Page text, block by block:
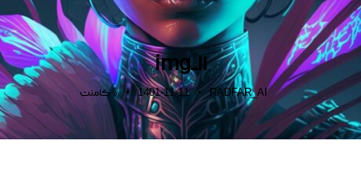
img_11
RADFAR_AI
1401-11-11
0 کامنت